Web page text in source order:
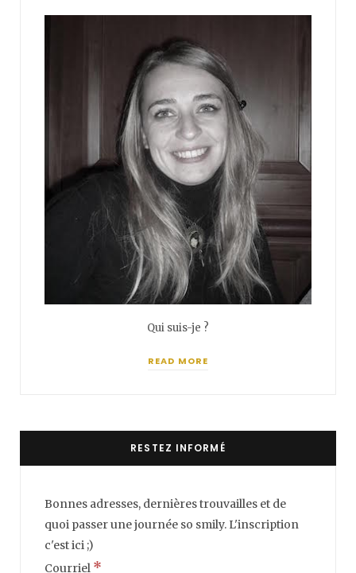
Qui suis-je ?
READ MORE
RESTEZ INFORMÉ
Bonnes adresses, dernières trouvailles et de
quoi passer une journée so smily. L'inscription
c'est ici ;)
Courriel *